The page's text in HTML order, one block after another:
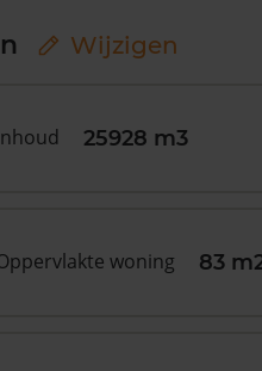
Wijzigen
25928 m3
woning 83